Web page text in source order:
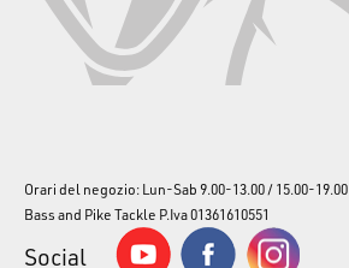
Orari del negozio: Lun-Sab 9.00-13.00 / 15.00-19.00
Bass and Pike Tackle P.Iva 01361610551
Social